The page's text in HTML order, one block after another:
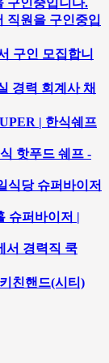
구인중입니다.
직원을 구인중입
구인 모집합니
경력 회계사 채
| 한식쉐프
핫푸드 쉐프 -
식당 슈퍼바이저
슈퍼바이저 |
서 경력직 쿡
친핸드(시티)